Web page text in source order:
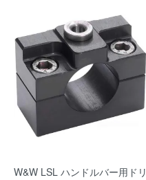
W&W LSL ハンドルバー用ドリ